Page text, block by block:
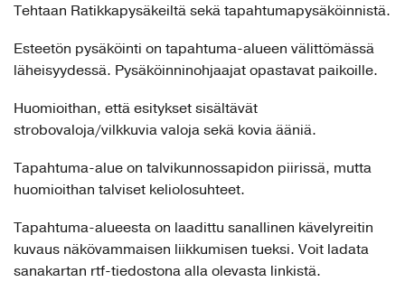
Tehtaan Ratikkapysäkeiltä sekä tapahtumapysäköinnistä.
Esteetön pysäköinti on tapahtuma-alueen välittömässä
läheisyydessä. Pysäköinninohjaajat opastavat paikoille.
Huomioithan, että esitykset sisältävät
strobovaloja/vilkkuvia valoja sekä kovia ääniä.
Tapahtuma-alue on talvikunnossapidon piirissä, mutta
huomioithan talviset keliolosuhteet.
Tapahtuma-alueesta on laadittu sanallinen kävelyreitin
kuvaus näkövammaisen liikkumisen tueksi. Voit ladata
sanakartan rtf-tiedostona alla olevasta linkistä.